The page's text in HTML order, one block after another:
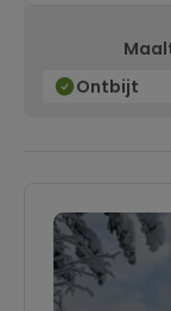
Ontbijt